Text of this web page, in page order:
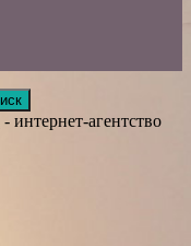
- интернет-агентство